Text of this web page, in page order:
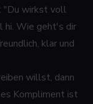
"Du wirkst voll
hi. Wie geht's dir
klar und
willst, dann
Kompliment ist